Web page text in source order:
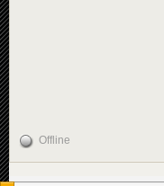
Offline